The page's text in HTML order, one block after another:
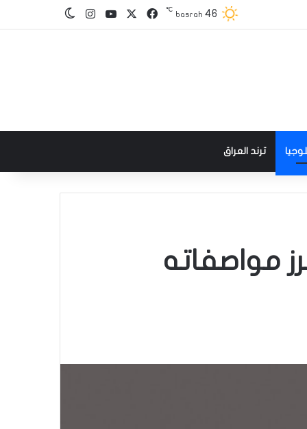
basrah 46
℃ فيسبوك‫YouTube
انستقرامالوضع المظلم
ترند العراق
مواصفاته